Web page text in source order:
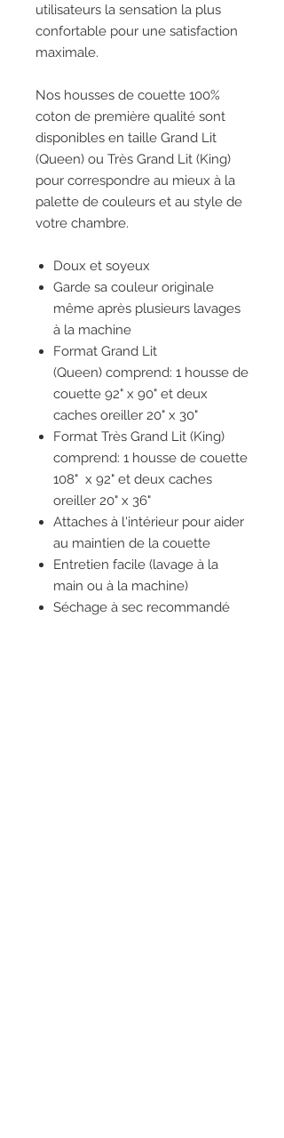
utilisateurs la sensation la plus
confortable pour une satisfaction
maximale.
Nos housses de couette 100%
coton de première qualité sont
disponibles en taille Grand Lit
(Queen) ou Très Grand Lit (King)
pour correspondre au mieux à la
palette de couleurs et au style de
votre chambre.
Doux et soyeux
Garde sa couleur originale
même après plusieurs lavages
à la machine
Format Grand Lit
(Queen) comprend: 1 housse de
couette 92" x 90" et deux
caches oreiller 20" x 30"
Format Très Grand Lit (King)
comprend: 1 housse de couette
108" x 92" et deux caches
oreiller 20" x 36"
Attaches à l'intérieur pour aider
au maintien de la couette
Entretien facile (lavage à la
main ou à la machine)
Séchage à sec recommandé